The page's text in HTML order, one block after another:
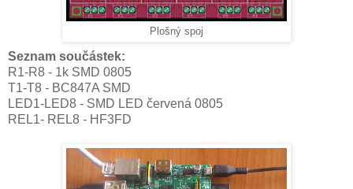
Plošný spoj
Seznam součástek:
R1-R8 - 1k SMD 0805
T1-T8 - BC847A SMD
LED1-LED8 - SMD LED červená 0805
REL1- REL8 - HF3FD